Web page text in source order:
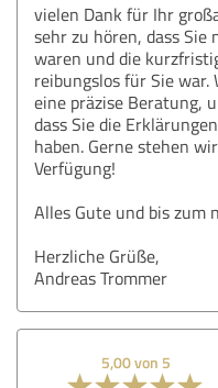
vielen Dank für Ihr
sehr zu hören, dass Sie
waren und die
reibungslos für Sie
eine präzise Beratung,
dass Sie die
haben. Gerne stehen
Verfügung!
Alles Gute und bis zum
Herzliche Grüße,
Andreas Trommer
5,00 von 5